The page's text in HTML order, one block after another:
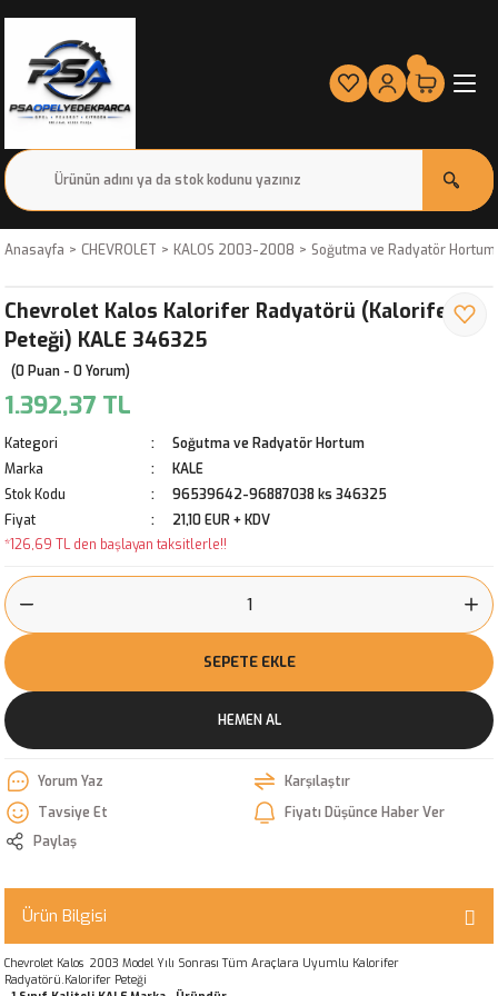
Anasayfa CHEVROLET KALOS 2003-2008 Soğutma ve Radyatör Hortum
Chevrolet Kalos Kalorifer Radyatörü (Kalorifer
Peteği) KALE 346325
(0 Puan - 0 Yorum)
1.392,37 TL
Kategori
Soğutma ve Radyatör Hortum
Marka
KALE
Stok Kodu
96539642-96887038 ks 346325
Fiyat
21,10 EUR + KDV
*126,69 TL den başlayan taksitlerle!!
SEPETE EKLE
HEMEN AL
Yorum Yaz
Karşılaştır
Tavsiye Et
Fiyatı Düşünce Haber Ver
Paylaş
Ürün Bilgisi
Chevrolet Kalos 2003 Model Yılı Sonrası Tüm Araçlara Uyumlu Kalorifer
Radyatörü.Kalorifer Peteği